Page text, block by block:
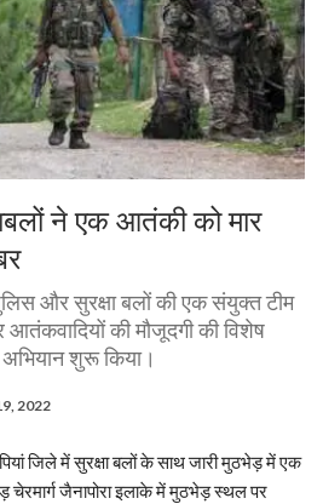
ने एक आतंकी को मार
और सुरक्षा बलों की एक संयुक्त टीम
की मौजूदगी की विशेष
शुरू किया।
2022
जिले में सुरक्षा बलों के साथ जारी मुठभेड़ में एक
चेरमार्ग जैनापोरा इलाके में मुठभेड़ स्थल पर